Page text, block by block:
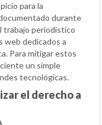
para la
durante
trabajo periodístico
web dedicados a
Para mitigar estos
un simple
tecnológicas.
el derecho a